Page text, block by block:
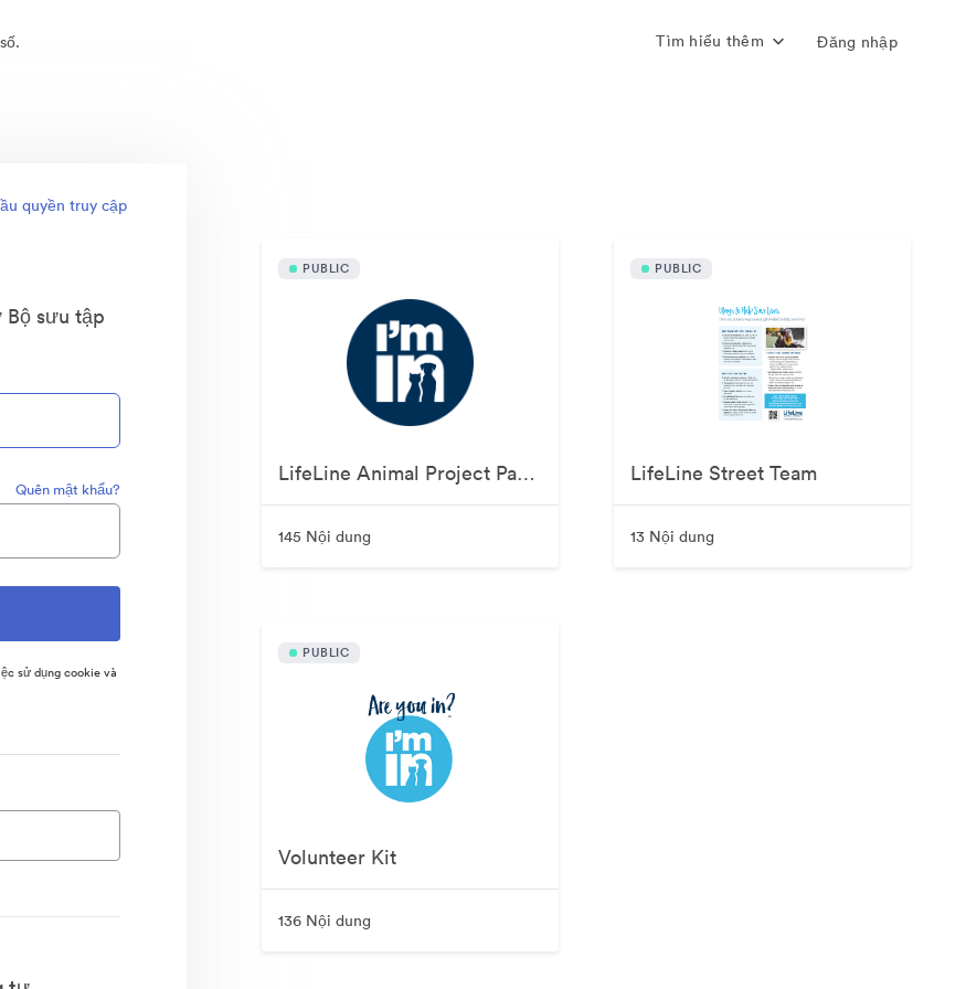
Tìm hiểu thêm Đăng nhập
quyền truy cập
sưu tập
Quên mật khẩu?
sử dụng cookie và
PUBLIC
LifeLine Animal Project Partner Kit
145 Nội dung
PUBLIC
LifeLine Street Team
13 Nội dung
PUBLIC
Volunteer Kit
136 Nội dung